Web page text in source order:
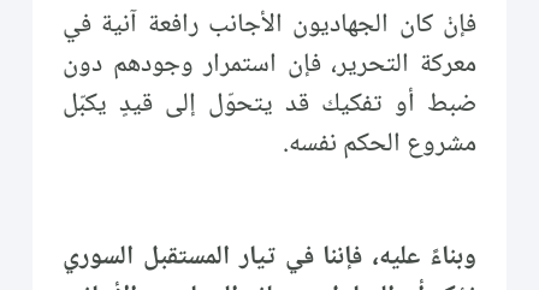
فإنْ كان الجهاديون الأجانب رافعة آنية في
معركة التحرير، فإن استمرار وجودهم دون
ضبط أو تفكيك قد يتحوّل إلى قيدٍ يكبّل
مشروع الحكم نفسه.
وبناءً عليه، فإننا في تيار المستقبل السوري